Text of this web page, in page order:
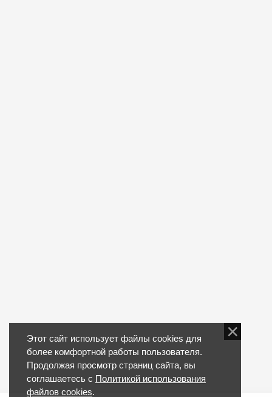
Этот сайт использует файлы cookies для
более комфортной работы пользователя.
Продолжая просмотр страниц сайта, вы
соглашаетесь с Политикой использования
файлов cookies.